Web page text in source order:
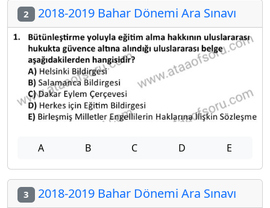
2 2018-2019 Bahar Dönemi Ara Sınavı
A B C D E
3 2018-2019 Bahar Dönemi Ara Sınavı